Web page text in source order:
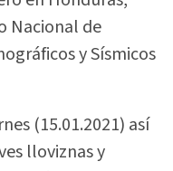
Nacional de
y Sísmicos
(15.01.2021) así
lloviznas y